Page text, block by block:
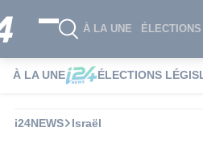
À LA UNE
À LA UNE ÉLECTIONS
i24NEWS Israël